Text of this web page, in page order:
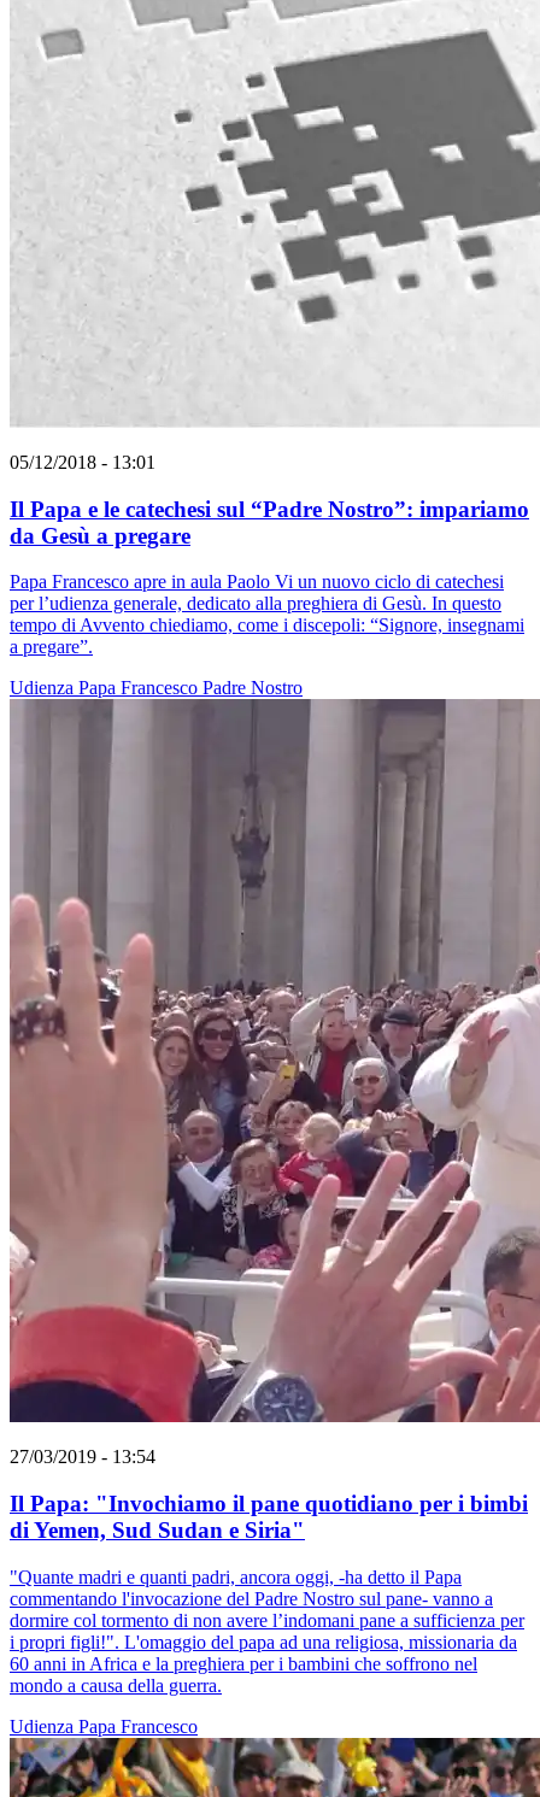
05/12/2018 - 13:01
Il Papa e le catechesi sul “Padre Nostro”: impariamo
da Gesù a pregare
Papa Francesco apre in aula Paolo Vi un nuovo ciclo di catechesi
per l’udienza generale, dedicato alla preghiera di Gesù. In questo
tempo di Avvento chiediamo, come i discepoli: “Signore, insegnami
a pregare”.
Udienza Papa Francesco Padre Nostro
27/03/2019 - 13:54
Il Papa: "Invochiamo il pane quotidiano per i bimbi
di Yemen, Sud Sudan e Siria"
"Quante madri e quanti padri, ancora oggi, -ha detto il Papa
commentando l'invocazione del Padre Nostro sul pane- vanno a
dormire col tormento di non avere l’indomani pane a sufficienza per
i propri figli!". L'omaggio del papa ad una religiosa, missionaria da
60 anni in Africa e la preghiera per i bambini che soffrono nel
mondo a causa della guerra.
Udienza Papa Francesco